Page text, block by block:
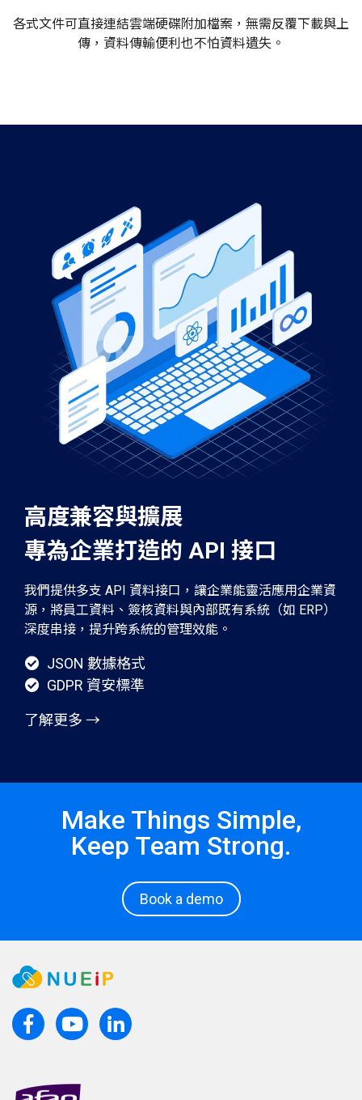
各式文件可直接連結雲端硬碟附加檔案，無需反覆下載與上
傳，資料傳輸便利也不怕資料遺失。
高度兼容與擴展
專為企業打造的 API 接口
我們提供多支 API 資料接口，讓企業能靈活應用企業資
源，將員工資料、簽核資料與內部既有系統（如 ERP）
深度串接，提升跨系統的管理效能。
JSON 數據格式
GDPR 資安標準
了解更多 →
Make Things Simple,
Keep Team Strong.
Book a demo